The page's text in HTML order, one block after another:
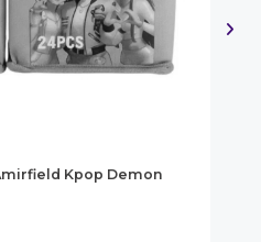
Kpop Demon